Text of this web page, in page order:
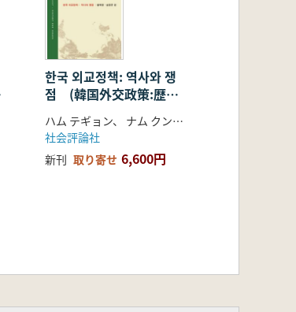
한국 외교정책: 역사와 쟁
점 (韓国外交政策:歴史
ハム テギョン、 ナム クンゴン
社会評論社
新刊 取り寄せ 6,600円